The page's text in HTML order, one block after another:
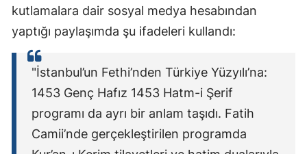
kutlamalara dair sosyal medya hesabından
yaptığı paylaşımda şu ifadeleri kullandı:
"İstanbul’un Fethi’nden Türkiye Yüzyılı’na:
1453 Genç Hafız 1453 Hatm-i Şerif
programı da ayrı bir anlam taşıdı. Fatih
Camii’nde gerçekleştirilen programda